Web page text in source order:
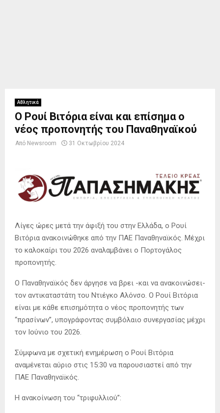
Αθλητικά
Ο Ρουί Βιτόρια είναι και επίσημα ο
νέος προπονητής του Παναθηναϊκού
Από Newsroom 31 Οκτωβρίου 2024
Λίγες ώρες μετά την άφιξή του στην Ελλάδα, ο Ρουί
Βιτόρια ανακοινώθηκε από την ΠΑΕ Παναθηναϊκός. Μέχρι
το καλοκαίρι του 2026 αναλαμβάνει ο Πορτογάλος
προπονητής.
Ο Παναθηναϊκός δεν άργησε να βρει -και να ανακοινώσει-
τον αντικαταστάτη του Ντιέγκο Αλόνσο. Ο Ρουί Βιτόρια
είναι με κάθε επισημότητα ο νέος προπονητής των
“πρασίνων”, υπογράφοντας συμβόλαιο συνεργασίας μέχρι
τον Ιούνιο του 2026.
Σύμφωνα με σχετική ενημέρωση ο Ρουί Βιτόρια
αναμένεται αύριο στις 15:30 να παρουσιαστεί από την
ΠΑΕ Παναθηναϊκός.
Η ανακοίνωση του “τριφυλλιού”: